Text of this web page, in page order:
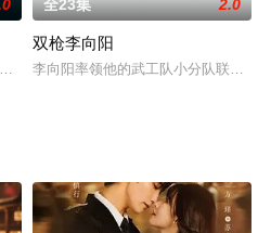
国等多重元素，爽感拉满，看点十足。
探奉命查案，意外发现本该葬身猪笼
义精神为根基，以创新形式谱写金庸
全23集 2.0
双枪李向阳
李向阳率领他的武工队小分队联系